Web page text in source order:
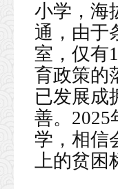
小学，海
通，由于
室，仅有
育政策的
已发展成
善。
学，相信
上的贫困